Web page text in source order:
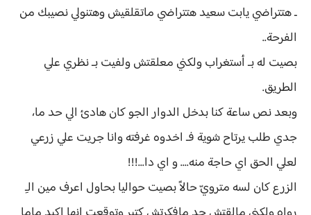
ـ هتتراضي يابت سعيد هتتراضي ماتقلقيش وهتنولي نصيبك من
الفرحة..
بصيت له بـ أستغراب ولكني معلقتش ولفيت بـ نظري علي
الطريق.
وبعد نص ساعة كنا بدخل الدوار الجو كان هادئ الي حد ما،
جدي طلب يرتاح شوية فـ اخدوه غرفته وانا جريت علي زرعي
لعلي الحق اي حاجة منه.... و اي دا...!!!
الزرع كان لسه مترويّ حالاً بصيت حواليا بحاول اعرف مين الـِ